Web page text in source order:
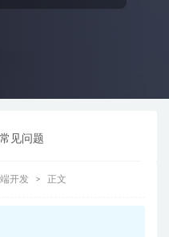
常见问题
开发 正文